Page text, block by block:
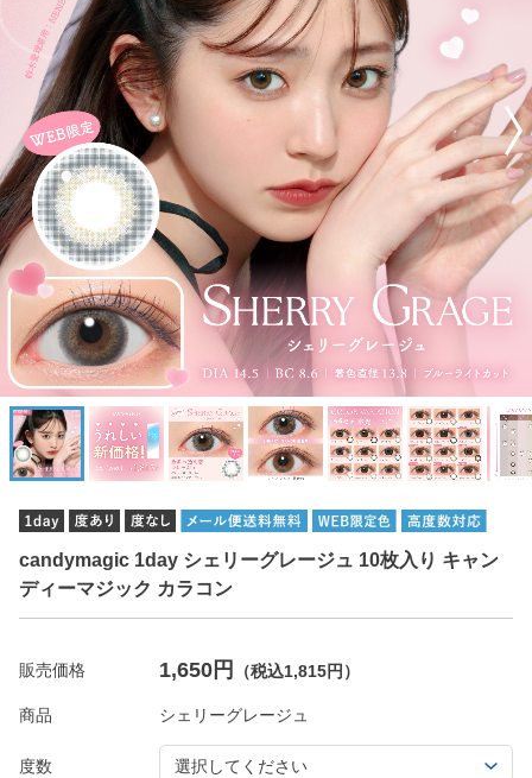
candymagic 1day シェリーグレージュ 10枚入り キャン
ディーマジック カラコン
販売価格 1,650円 （税込1,815円）
商品
度数